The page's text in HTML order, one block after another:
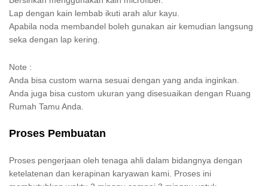
Lap dengan kain lembab ikuti arah alur kayu.
Apabila noda membandel boleh gunakan air kemudian langsung
seka dengan lap kering.
Note :
Anda bisa custom warna sesuai dengan yang anda inginkan.
Anda juga bisa custom ukuran yang disesuaikan dengan Ruang
Rumah Tamu Anda.
Proses Pembuatan
Proses pengerjaan oleh tenaga ahli dalam bidangnya dengan
ketelatenan dan kerapinan karyawan kami. Proses ini